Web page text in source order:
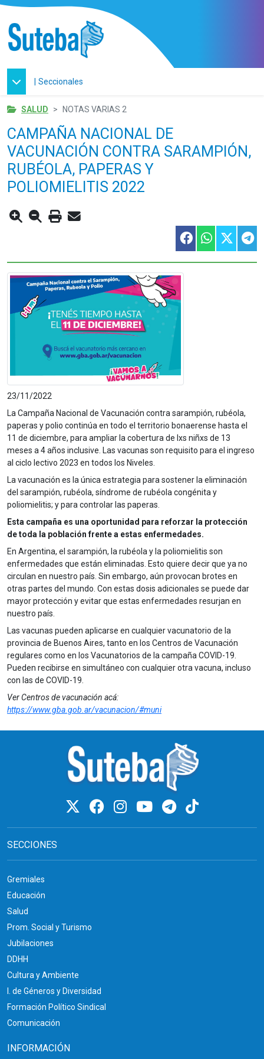
| Seccionales
SALUD NOTAS VARIAS 2
CAMPAÑA NACIONAL DE
VACUNACIÓN CONTRA SARAMPIÓN,
RUBÉOLA, PAPERAS Y
POLIOMIELITIS 2022
23/11/2022
La Campaña Nacional de Vacunación contra sarampión, rubéola,
paperas y polio continúa en todo el territorio bonaerense hasta el
11 de diciembre, para ampliar la cobertura de lxs niñxs de 13
meses a 4 años inclusive. Las vacunas son requisito para el ingreso
al ciclo lectivo 2023 en todos los Niveles.
La vacunación es la única estrategia para sostener la eliminación
del sarampión, rubéola, síndrome de rubéola congénita y
poliomielitis; y para controlar las paperas.
Esta campaña es una oportunidad para reforzar la protección
de toda la población frente a estas enfermedades.
En Argentina, el sarampión, la rubéola y la poliomielitis son
enfermedades que están eliminadas. Esto quiere decir que ya no
circulan en nuestro país. Sin embargo, aún provocan brotes en
otras partes del mundo. Con estas dosis adicionales se puede dar
mayor protección y evitar que estas enfermedades resurjan en
nuestro país.
Las vacunas pueden aplicarse en cualquier vacunatorio de la
provincia de Buenos Aires, tanto en los Centros de Vacunación
regulares como en los Vacunatorios de la campaña COVID-19.
Pueden recibirse en simultáneo con cualquier otra vacuna, incluso
con las de COVID-19.
Ver Centros de vacunación acá:
https://www.gba.gob.ar/vacunacion/#muni
SECCIONES
Gremiales
Educación
Salud
Prom. Social y Turismo
Jubilaciones
DDHH
Cultura y Ambiente
I. de Géneros y Diversidad
Formación Político Sindical
Comunicación
INFORMACIÓN